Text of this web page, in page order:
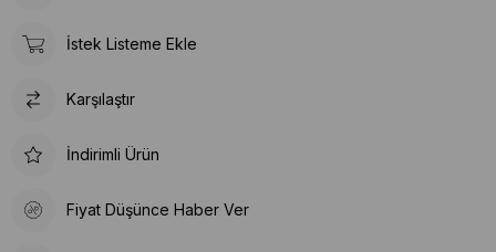
İstek Listeme Ekle
Karşılaştır
İndirimli Ürün
Fiyat Düşünce Haber Ver